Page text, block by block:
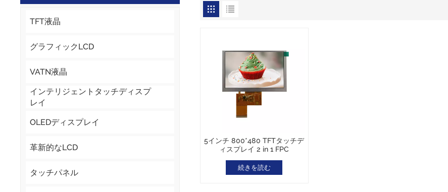
TFT液晶
グラフィックLCD
VATN液晶
インテリジェントタッチディスプ
レイ
OLEDディスプレイ
革新的なLCD
タッチパネル
5インチ 800*480 TFTタッチデ
ィスプレイ 2 in 1 FPC
続きを読む